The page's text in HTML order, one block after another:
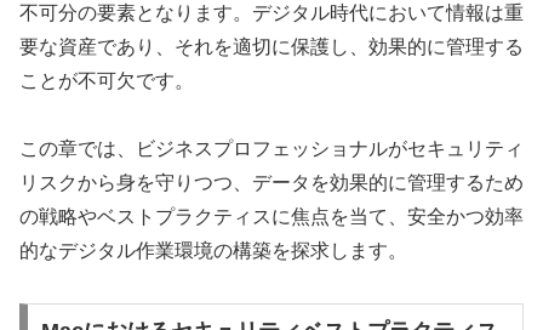
不可分の要素となります。デジタル時代において情報は重
要な資産であり、それを適切に保護し、効果的に管理する
ことが不可欠です。
この章では、ビジネスプロフェッショナルがセキュリティ
リスクから身を守りつつ、データを効果的に管理するため
の戦略やベストプラクティスに焦点を当て、安全かつ効率
的なデジタル作業環境の構築を探求します。